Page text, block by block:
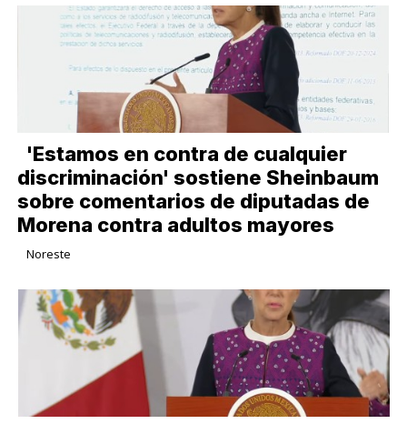
'Estamos en contra de cualquier
discriminación' sostiene Sheinbaum
sobre comentarios de diputadas de
Morena contra adultos mayores
Noreste